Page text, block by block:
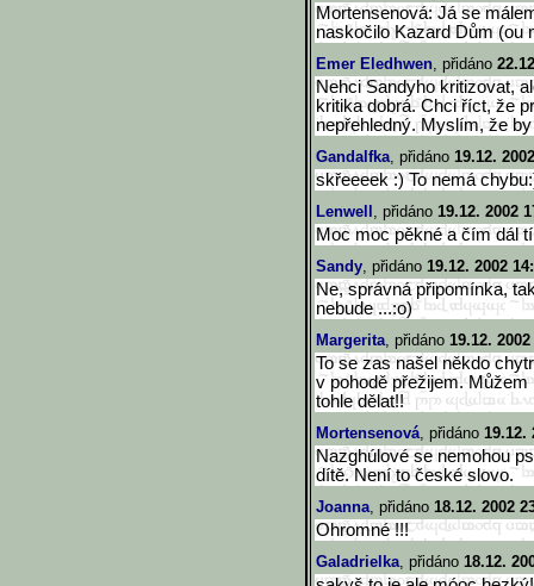
Mortensenová: Já se
naskočilo Kazard Dům (ou
Emer Eledhwen, přidáno
Nehci Sandyho kritizovat,
kritika dobrá. Chci říct, že
nepřehledný. Myslím, že
Gandalfka, přidáno 19.12.
skřeeeek :) To nemá
Lenwell , přidáno 19.12. 2002
Moc moc pěkné a čím dál
Sandy, přidáno 19.12. 2002
Ne, správná připomínka,
nebude ...:o)
Margerita, přidáno 19.12.
To se zas našel někdo
v pohodě přežijem.
tohle dělat!!
Mortensenová, přidáno 19.12.
Nazghúlové se nemohou
dítě. Není to české slovo.
Joanna, přidáno 18.12. 2002
Ohromné !!!
Galadrielka, přidáno 18.12.